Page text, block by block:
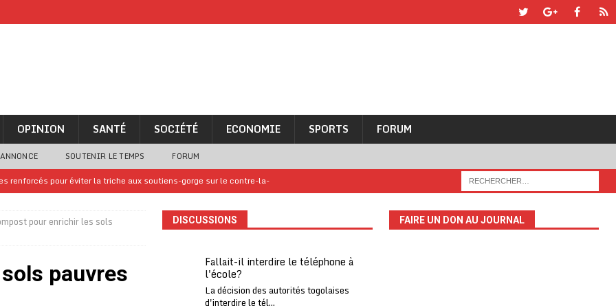
OPINION SANTÉ SOCIÉTÉ ECONOMIE SPORTS FORUM
SOUTENIR LE TEMPS FORUM
renforcés pour éviter la triche aux soutiens-gorge sur le contre-la-
confirme sa présence à la fête nationale
A LA UNE
de loterie gagnant que son propriétaire avait envoyé à un proche
pour enrichir les sols
pauvres
DISCUSSIONS
Fallait-il interdire le téléphone à
l'école?
La décision des autorités togolaises
d'interdire le tél...
FAIRE UN DON AU JOURNAL